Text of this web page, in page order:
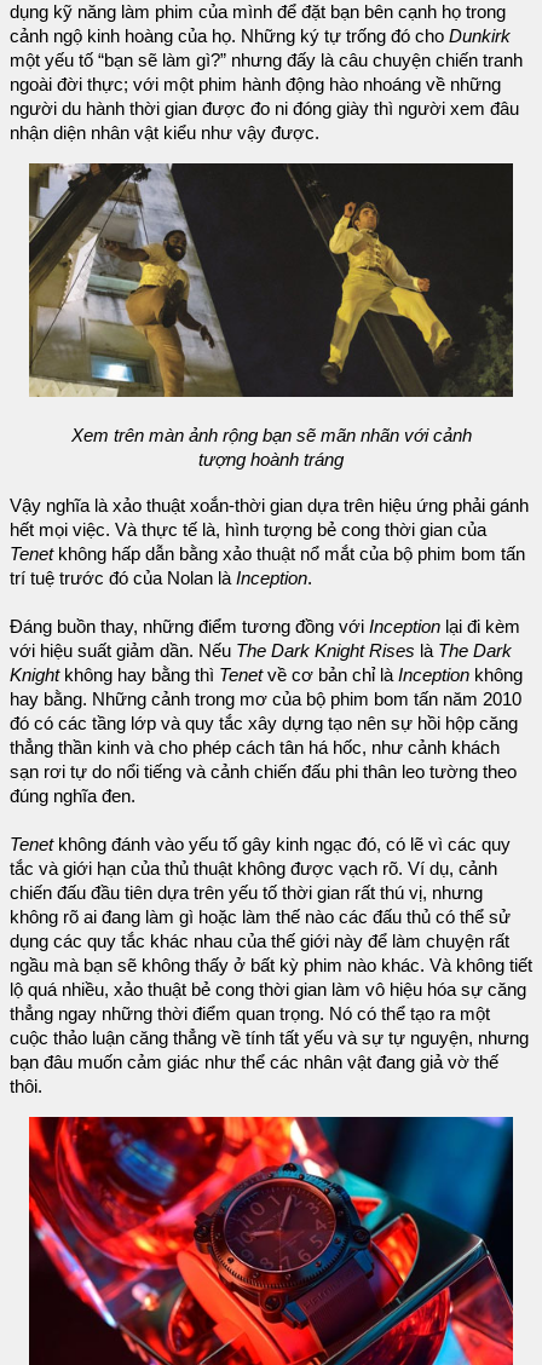
dụng kỹ năng làm phim của mình để đặt bạn bên cạnh họ trong
cảnh ngộ kinh hoàng của họ. Những ký tự trống đó cho Dunkirk
một yếu tố “bạn sẽ làm gì?” nhưng đấy là câu chuyện chiến tranh
ngoài đời thực; với một phim hành động hào nhoáng về những
người du hành thời gian được đo ni đóng giày thì người xem đâu
nhận diện nhân vật kiểu như vậy được.
Xem trên màn ảnh rộng bạn sẽ mãn nhãn với cảnh
tượng hoành tráng
Vậy nghĩa là xảo thuật xoắn-thời gian dựa trên hiệu ứng phải gánh
hết mọi việc. Và thực tế là, hình tượng bẻ cong thời gian của
Tenet không hấp dẫn bằng xảo thuật nổ mắt của bộ phim bom tấn
trí tuệ trước đó của Nolan là Inception.
Đáng buồn thay, những điểm tương đồng với Inception lại đi kèm
với hiệu suất giảm dần. Nếu The Dark Knight Rises là The Dark
Knightkhông hay bằng thì Tenetvề cơ bản chỉ là Inception không
hay bằng. Những cảnh trong mơ của bộ phim bom tấn năm 2010
đó có các tầng lớp và quy tắc xây dựng tạo nên sự hồi hộp căng
thẳng thần kinh và cho phép cách tân há hốc, như cảnh khách
sạn rơi tự do nổi tiếng và cảnh chiến đấu phi thân leo tường theo
đúng nghĩa đen.
Tenet không đánh vào yếu tố gây kinh ngạc đó, có lẽ vì các quy
tắc và giới hạn của thủ thuật không được vạch rõ. Ví dụ, cảnh
chiến đấu đầu tiên dựa trên yếu tố thời gian rất thú vị, nhưng
không rõ ai đang làm gì hoặc làm thế nào các đấu thủ có thể sử
dụng các quy tắc khác nhau của thế giới này để làm chuyện rất
ngầu mà bạn sẽ không thấy ở bất kỳ phim nào khác. Và không tiết
lộ quá nhiều, xảo thuật bẻ cong thời gian làm vô hiệu hóa sự căng
thẳng ngay những thời điểm quan trọng. Nó có thể tạo ra một
cuộc thảo luận căng thẳng về tính tất yếu và sự tự nguyện, nhưng
bạn đâu muốn cảm giác như thể các nhân vật đang giả vờ thế
thôi.